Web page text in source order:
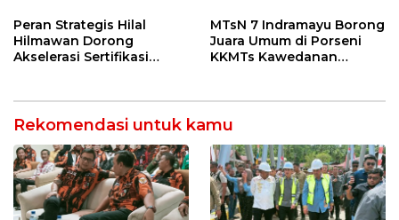
Ngamuk Kepung Polresta
Pekanbaru!
55 Tol Binjai–Langsa
Peran Strategis Hilal
Hilmawan Dorong
Akselerasi Sertifikasi
Indramayu
MTsN 7 Indramayu Borong
Juara Umum di Porseni
KKMTs Kawedanan
Rekomendasi untuk kamu